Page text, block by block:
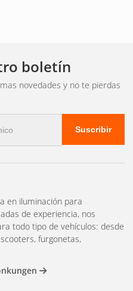
boletín
novedades y no te pierdas
Suscribir
en iluminación para
de experiencia, nos
todo tipo de vehículos: desde
furgonetas,